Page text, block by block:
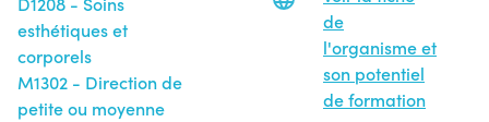
esthétiques et
corporels
M1302 - Direction de
petite ou moyenne
de
l'organisme et
son potentiel
de formation